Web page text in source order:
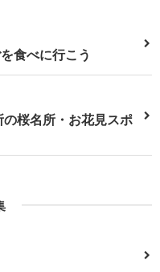
食べに行こう
桜名所・お花見スポ